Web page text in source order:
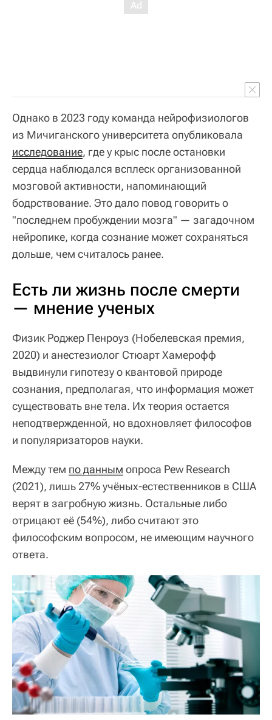
Однако в 2023 году команда нейрофизиологов
из Мичиганского университета опубликовала
исследование, где у крыс после остановки
сердца наблюдался всплеск организованной
мозговой активности, напоминающий
бодрствование. Это дало повод говорить о
"последнем пробуждении мозга" — загадочном
нейропике, когда сознание может сохраняться
дольше, чем считалось ранее.
Есть ли жизнь после смерти
— мнение ученых
Физик Роджер Пенроуз (Нобелевская премия,
2020) и анестезиолог Стюарт Хамерофф
выдвинули гипотезу о квантовой природе
сознания, предполагая, что информация может
существовать вне тела. Их теория остается
неподтвержденной, но вдохновляет философов
и популяризаторов науки.
Между тем по данным опроса Pew Research
(2021), лишь 27% учёных-естественников в США
верят в загробную жизнь. Остальные либо
отрицают её (54%), либо считают это
философским вопросом, не имеющим научного
ответа.